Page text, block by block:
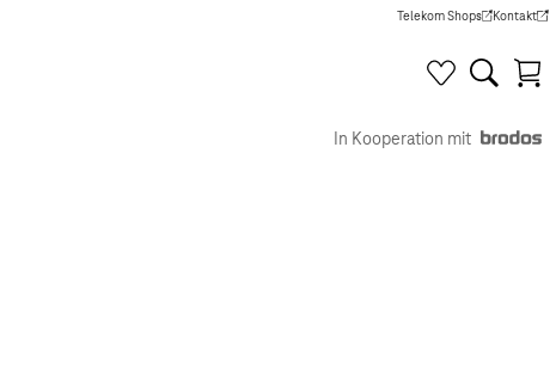
Telekom Shops
(Wird in einem neuen Tab
Kontakt
(Wird in
In Kooperation mit